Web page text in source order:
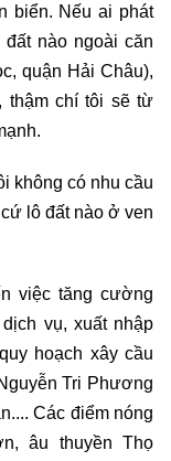
biển. Nếu ai phát
nào ngoài căn
quận Hải Châu),
thậm chí tôi sẽ từ
không có nhu cầu
lô đất nào ở ven
việc tăng cường
vụ, xuất nhập
hoạch xây cầu
Tri Phương
Các điểm nóng
âu thuyền Thọ